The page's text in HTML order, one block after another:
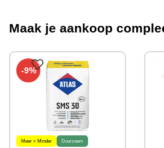
Maak je aankoop
-9%
Meer = Minder Duurzaam